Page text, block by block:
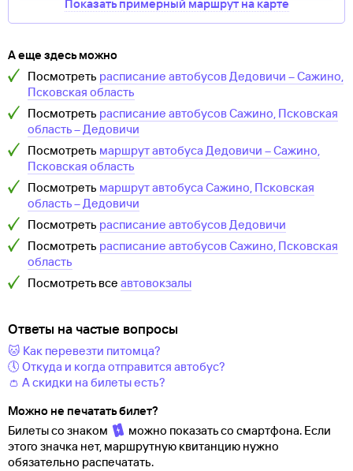
Показать примерный маршрут на карте
А еще здесь можно
Посмотреть расписание автобусовДедовичи –Сажино,
Псковская область
Посмотреть расписание автобусовСажино, Псковская
область–Дедовичи
Посмотреть маршрут автобуса Дедовичи –Сажино,
Псковская область
Посмотреть маршрут автобуса Сажино, Псковская
область–Дедовичи
Посмотреть расписание автобусовДедовичи
Посмотреть расписание автобусовСажино, Псковская
область
Посмотреть все автовокзалы
Ответы на частые вопросы
🐱 Как перевезти питомца?
🕔 Откуда и когда отправится автобус?
👛 А скидки на билеты есть?
Можно не печатать билет?
Билеты со знаком
можно показать со смартфона. Если
этого значка нет, маршрутную квитанцию нужно
обязательно распечатать.